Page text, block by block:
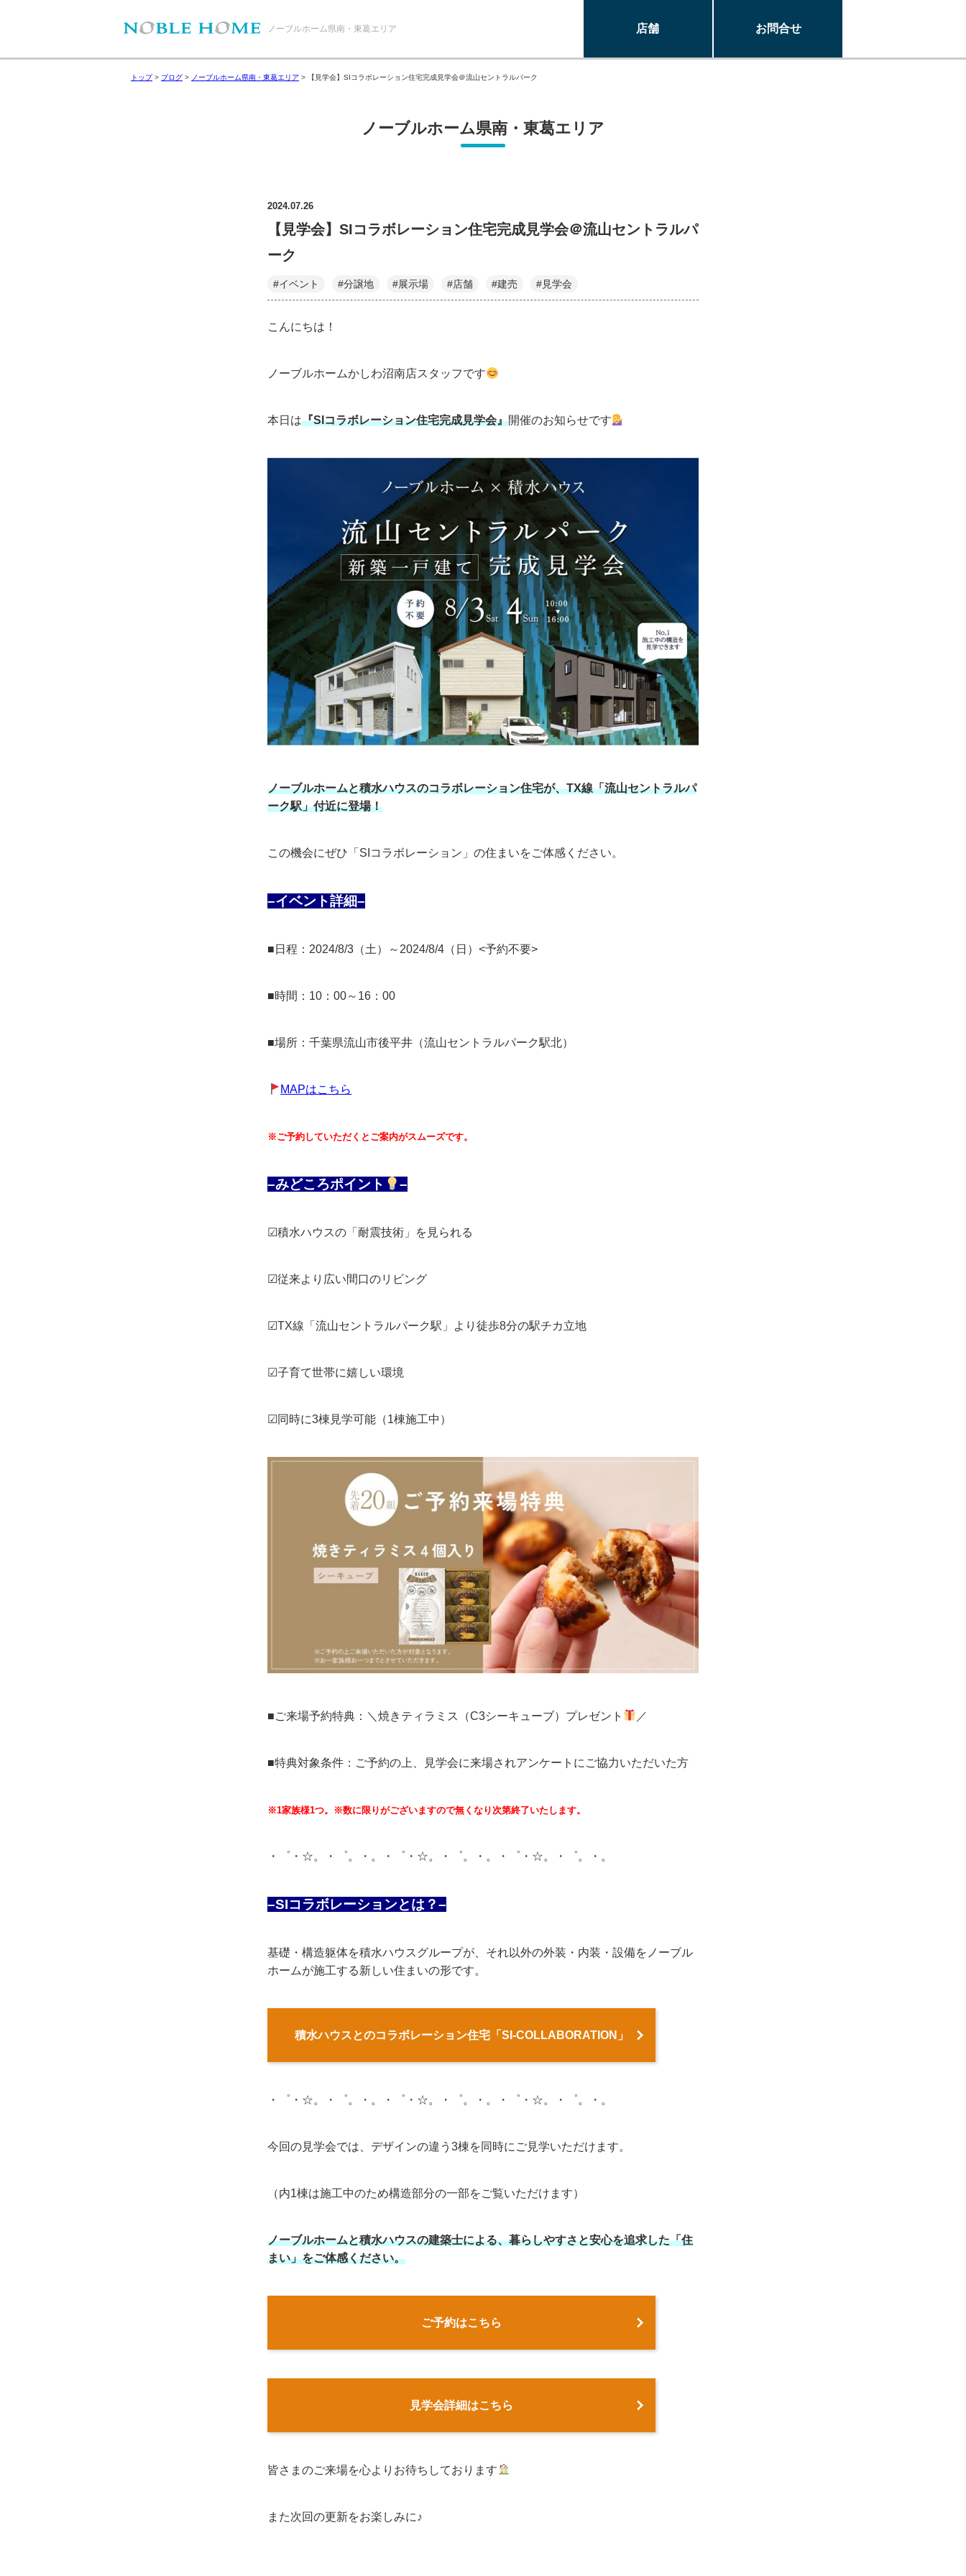
ノーブルホーム県南・東葛エリア 店舗 お問合せ
トップ> ブログ > ノーブルホーム県南・東葛エリア > 【見学会】SIコラボレーション住宅完成見学会＠流山セントラルパーク
ノーブルホーム県南・東葛エリア
2024.07.26
【見学会】SIコラボレーション住宅完成見学会＠流山セントラルパ
ーク
#イベント #分譲地 #展示場 #店舗 #建売 #見学会
こんにちは！
ノーブルホームかしわ沼南店スタッフです
本日は『SIコラボレーション住宅完成見学会』開催のお知らせです
ノーブルホームと積水ハウスのコラボレーション住宅が、TX線「流山セントラルパ
ーク駅」付近に登場！
この機会にぜひ「SIコラボレーション」の住まいをご体感ください。
–イベント詳細–
■日程：2024/8/3（土）～2024/8/4（日）<予約不要>
■時間：10：00～16：00
■場所：千葉県流山市後平井（流山セントラルパーク駅北）
MAPはこちら
※ご予約していただくとご案内がスムーズです。
–みどころポイント –
☑積水ハウスの「耐震技術」を見られる
☑従来より広い間口のリビング
☑TX線「流山セントラルパーク駅」より徒歩8分の駅チカ立地
☑子育て世帯に嬉しい環境
☑同時に3棟見学可能（1棟施工中）
■ご来場予約特典：＼焼きティラミス（C3シーキューブ）プレゼント ／
■特典対象条件：ご予約の上、見学会に来場されアンケートにご協力いただいた方
※1家族様1つ。※数に限りがございますので無くなり次第終了いたします。
・゜・☆。・゜。・。・゜・☆。・゜。・。・゜・☆。・゜。・。
–SIコラボレーションとは？–
基礎・構造躯体を積水ハウスグループが、それ以外の外装・内装・設備をノーブル
ホームが施工する新しい住まいの形です。
積水ハウスとのコラボレーション住宅「SI-COLLABORATION」
・゜・☆。・゜。・。・゜・☆。・゜。・。・゜・☆。・゜。・。
今回の見学会では、デザインの違う3棟を同時にご見学いただけます。
（内1棟は施工中のため構造部分の一部をご覧いただけます）
ノーブルホームと積水ハウスの建築士による、暮らしやすさと安心を追求した「住
まい」をご体感ください。
ご予約はこちら
見学会詳細はこちら
皆さまのご来場を心よりお待ちしております
また次回の更新をお楽しみに♪